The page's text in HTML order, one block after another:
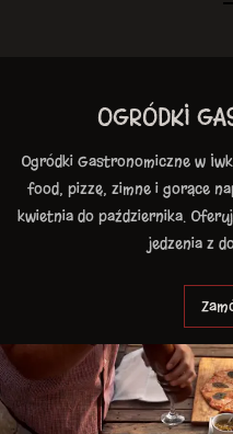
OGRÓDKI
Ogródki Gastronomiczne w
food, pizzę, zimne i gorące
kwietnia do października.
jedzenia z